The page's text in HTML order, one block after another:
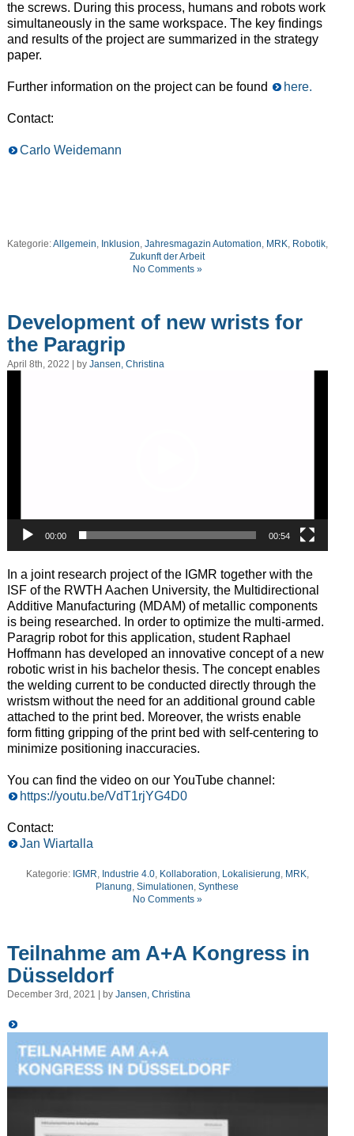
the screws. During this process, humans and robots work
simultaneously in the same workspace. The key findings
and results of the project are summarized in the strategy
paper.
Further information on the project can be found here.
Contact:
Carlo Weidemann
Kategorie:Allgemein, Inklusion, Jahresmagazin Automation, MRK, Robotik,
Zukunft der Arbeit
No Comments »
Development of new wrists for
the Paragrip
April 8th, 2022 | by Jansen, Christina
00:00 00:54
In a joint research project of the IGMR together with the
ISF of the RWTH Aachen University, the Multidirectional
Additive Manufacturing (MDAM) of metallic components
is being researched. In order to optimize the multi-armed.
Paragrip robot for this application, student Raphael
Hoffmann has developed an innovative concept of a new
robotic wrist in his bachelor thesis. The concept enables
the welding current to be conducted directly through the
wristsm without the need for an additional ground cable
attached to the print bed. Moreover, the wrists enable
form fitting gripping of the print bed with self-centering to
minimize positioning inaccuracies.
You can find the video on our YouTube channel:
https://youtu.be/VdT1rjYG4D0
Contact:
Jan Wiartalla
Kategorie: IGMR, Industrie 4.0, Kollaboration, Lokalisierung, MRK,
Planung,Simulationen,Synthese
No Comments »
Teilnahme am A+A Kongress in
Düsseldorf
December 3rd, 2021 | by Jansen, Christina